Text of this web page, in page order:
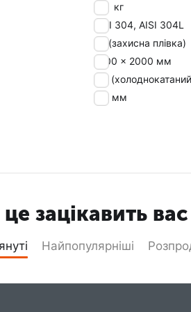
6,4 кг
AISI 304, AISI 304L
РЕ (захисна плівка)
1000 x 2000 мм
2 В
0,4 мм
зацікавить вас
Найпопулярніші